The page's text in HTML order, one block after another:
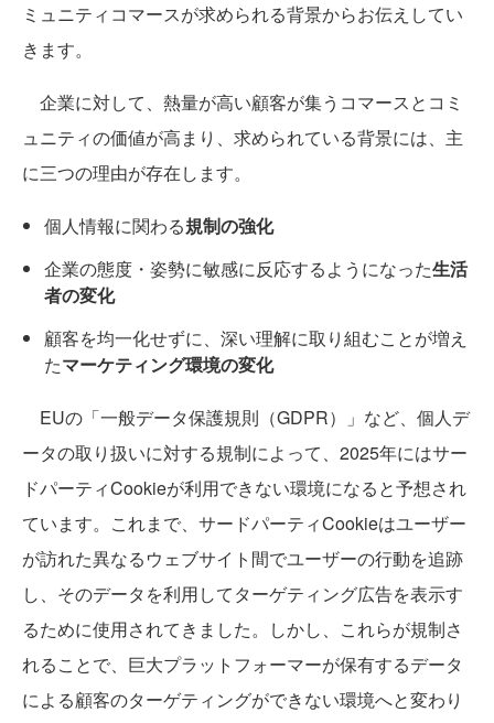
ミュニティコマースが求められる背景からお伝えしてい
きます。
企業に対して、熱量が高い顧客が集うコマースとコミ
ュニティの価値が高まり、求められている背景には、主
に三つの理由が存在します。
個人情報に関わる規制の強化
企業の態度・姿勢に敏感に反応するようになった生活
者の変化
顧客を均一化せずに、深い理解に取り組むことが増え
たマーケティング環境の変化
EUの「一般データ保護規則（GDPR）」など、個人デ
ータの取り扱いに対する規制によって、2025年にはサー
ドパーティCookieが利用できない環境になると予想され
ています。これまで、サードパーティCookieはユーザー
が訪れた異なるウェブサイト間でユーザーの行動を追跡
し、そのデータを利用してターゲティング広告を表示す
るために使用されてきました。しかし、これらが規制さ
れることで、巨大プラットフォーマーが保有するデータ
による顧客のターゲティングができない環境へと変わり